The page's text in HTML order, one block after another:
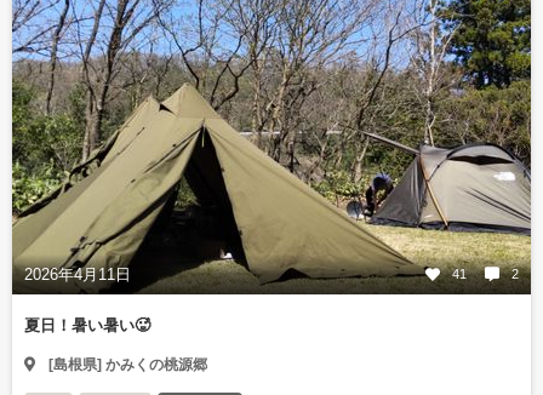
2026年4月11日 41 2
夏日！暑い暑い🥵
[島根県] かみくの桃源郷